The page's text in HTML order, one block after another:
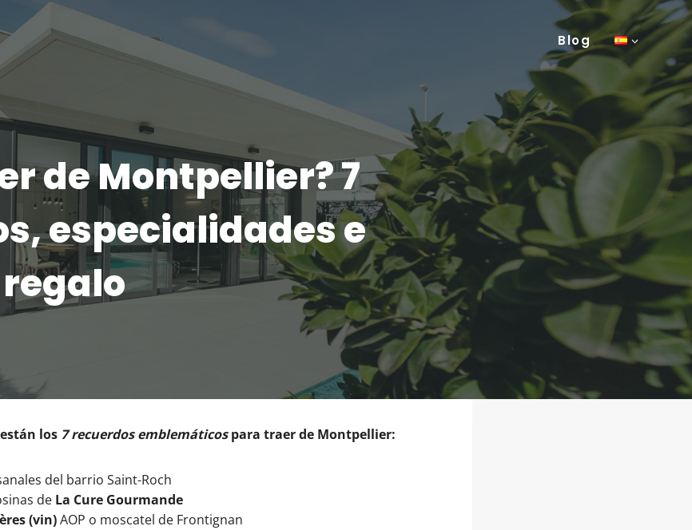
Blog
de Montpellier? 7
especialidades e
los 7 recuerdos emblemáticospara traer de Montpellier:
del barrio Saint-Roch
de La Cure Gourmande
(vin)AOP o moscatel de Frontignan